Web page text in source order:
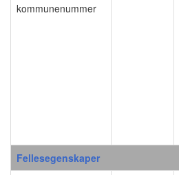
kommunenummer
Fellesegenskaper